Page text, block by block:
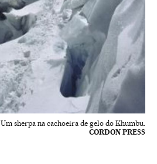
Um sherpa na cachoeira de gelo do Khumbu.
CORDON PRESS